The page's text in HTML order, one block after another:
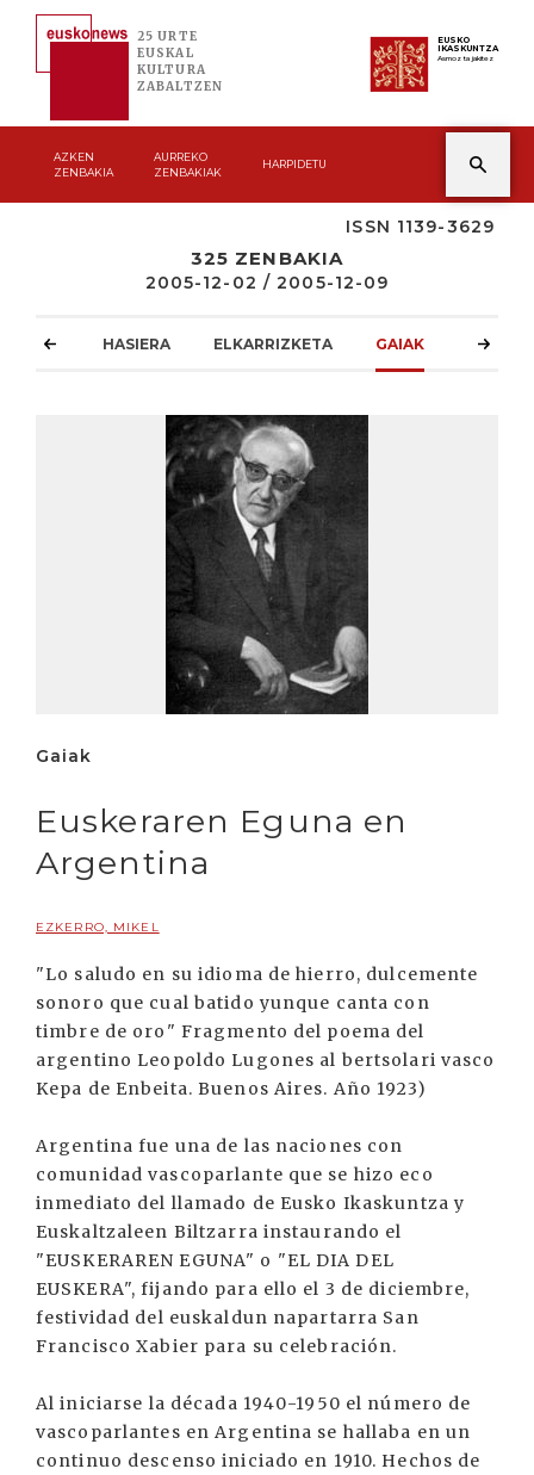
25 URTE
EUSKAL
KULTURA
ZABALTZEN
EUSKO
IKASKUNTZA
Asmoz ta jakitez
AZKEN
ZENBAKIA
AURREKO
ZENBAKIAK
HARPIDETU
ISSN 1139-3629
325 ZENBAKIA
2005-12-02 / 2005-12-09
HASIERA ELKARRIZKETA GAIAK
Gaiak
Euskeraren Eguna en
Argentina
EZKERRO, MIKEL
"Lo saludo en su idioma de hierro, dulcemente
sonoro que cual batido yunque canta con
timbre de oro" Fragmento del poema del
argentino Leopoldo Lugones al bertsolari vasco
Kepa de Enbeita. Buenos Aires. Año 1923)
Argentina fue una de las naciones con
comunidad vascoparlante que se hizo eco
inmediato del llamado de Eusko Ikaskuntza y
Euskaltzaleen Biltzarra instaurando el
"EUSKERAREN EGUNA" o "EL DIA DEL
EUSKERA", fijando para ello el 3 de diciembre,
festividad del euskaldun napartarra San
Francisco Xabier para su celebración.
Al iniciarse la década 1940-1950 el número de
vascoparlantes en Argentina se hallaba en un
continuo descenso iniciado en 1910. Hechos de